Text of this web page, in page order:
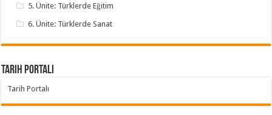
5. Ünite: Türklerde Eğitim
6. Ünite: Türklerde Sanat
Tarih Portalı
Tarih Portalı